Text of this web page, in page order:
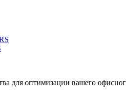
для оптимизации вашего